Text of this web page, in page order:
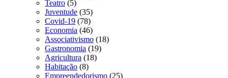
Teatro (5)
Juventude (35)
Covid-19 (78)
Economia (46)
Associativismo (18)
Gastronomia (19)
Agricultura (18)
Habitação (8)
Empreendedorismo (25)